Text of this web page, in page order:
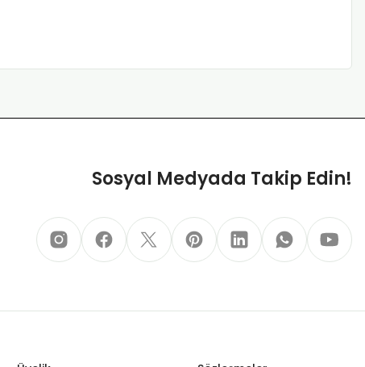
Sosyal Medyada Takip Edin!